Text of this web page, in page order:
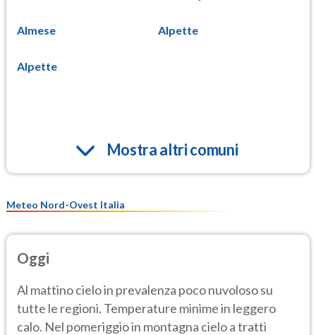
Almese Alpette
Alpette
Mostra altri comuni
Meteo Nord-Ovest Italia
Oggi
Al mattino cielo in prevalenza poco nuvoloso su
tutte le regioni. Temperature minime in leggero
calo. Nel pomeriggio in montagna cielo a tratti